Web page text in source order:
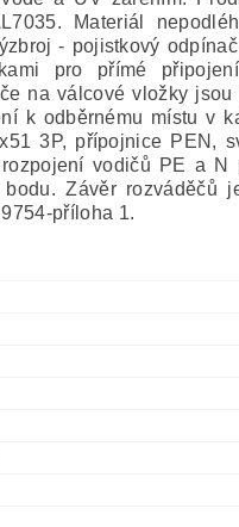
Materiál
- pojistkový
pro přímé
na válcové vložky
k odběrnému místu v
3P, přípojnice PEN,
vodičů PE a
Závěr rozváděčů
příloha 1.